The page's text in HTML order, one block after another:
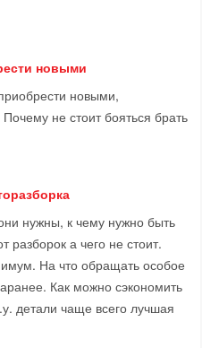
новыми
новыми,
не стоит бояться брать
нужны, к чему нужно быть
разборок а чего не стоит.
На что обращать особое
Как можно сэкономить
детали чаще всего лучшая